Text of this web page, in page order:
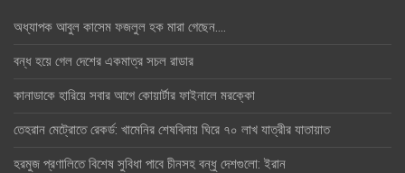
অধ্যাপক আবুল কাসেম ফজলুল হক মারা গেছেন….
বন্ধ হয়ে গেল দেশের একমাত্র সচল রাডার
কানাডাকে হারিয়ে সবার আগে কোয়ার্টার ফাইনালে মরক্কো
তেহরান মেট্রোতে রেকর্ড: খামেনির শেষবিদায় ঘিরে ৭০ লাখ যাত্রীর যাতায়াত
হরমুজ প্রণালিতে বিশেষ সুবিধা পাবে চীনসহ বন্ধু দেশগুলো: ইরান